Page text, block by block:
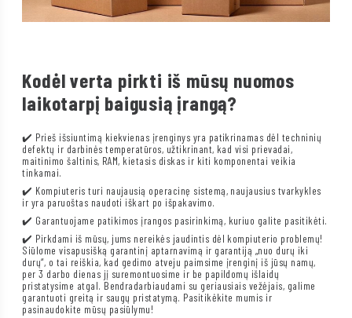
Kodėl verta pirkti iš mūsų nuomos
laikotarpį baigusią įrangą?
✔️ Prieš išsiuntimą kiekvienas įrenginys yra patikrinamas dėl techninių
defektų ir darbinės temperatūros, užtikrinant, kad visi prievadai,
maitinimo šaltinis, RAM, kietasis diskas ir kiti komponentai veikia
tinkamai.
✔️ Kompiuteris turi naujausią operacinę sistemą, naujausius tvarkykles
ir yra paruoštas naudoti iškart po išpakavimo.
✔️ Garantuojame patikimos įrangos pasirinkimą, kuriuo galite pasitikėti.
✔️ Pirkdami iš mūsų, jums nereikės jaudintis dėl kompiuterio problemų!
Siūlome visapusišką garantinį aptarnavimą ir garantiją „nuo durų iki
durų“, o tai reiškia, kad gedimo atveju paimsime įrenginį iš jūsų namų,
per 3 darbo dienas jį suremontuosime ir be papildomų išlaidų
pristatysime atgal. Bendradarbiaudami su geriausiais vežėjais, galime
garantuoti greitą ir saugų pristatymą. Pasitikėkite mumis ir
pasinaudokite mūsų pasiūlymu!